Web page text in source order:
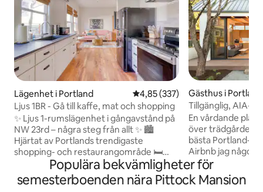
Lägenhet i Portland 4,85 av 5 i genomsnittligt
4,85 (337)
Ljus 1BR - Gå till kaffe, mat och shopping
✨ Ljus 1-rumslägenhet i gångavstånd på
NW 23rd – några steg från allt ✨ 🏙️
Hjärtat av Portlands trendigaste
shopping- och restaurangområde 🛏️
Queensize-säng i eget sovrum 🍳 Fullt
utrustat kök med ugn, spis och
kaffebryggare 📺 Smart-TV och snabbt
Gästhus i Portland
Tillgänglig, AIA-
Garden Oasis
En vårdande
över trädgården
bästa Portland-maten.
Airbnb jag
gästkommentar. - American Institute of
Architects Award
Wilson -
Populära bekvämligheter för
semesterboenden nära Pittock Mansion